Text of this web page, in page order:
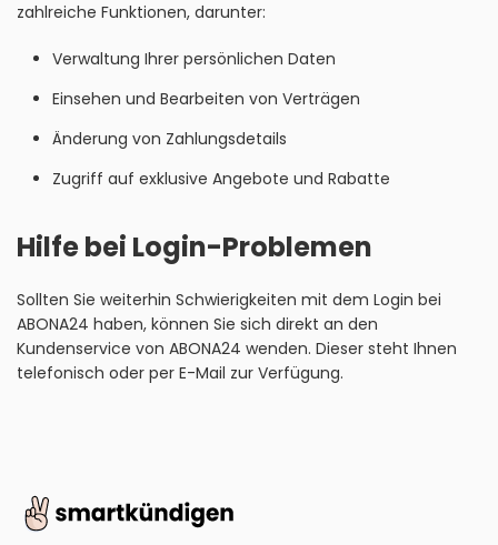
zahlreiche Funktionen, darunter:
Verwaltung Ihrer persönlichen Daten
Einsehen und Bearbeiten von Verträgen
Änderung von Zahlungsdetails
Zugriff auf exklusive Angebote und Rabatte
Hilfe bei Login-Problemen
Sollten Sie weiterhin Schwierigkeiten mit dem Login bei
ABONA24 haben, können Sie sich direkt an den
Kundenservice von ABONA24 wenden. Dieser steht Ihnen
telefonisch oder per E-Mail zur Verfügung.